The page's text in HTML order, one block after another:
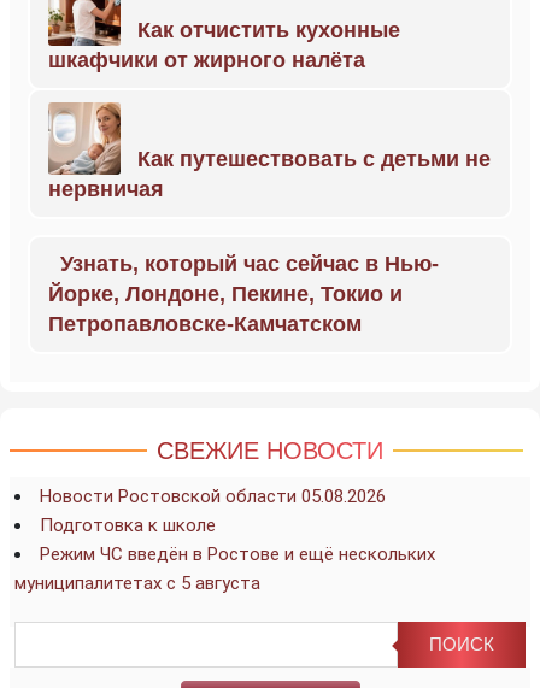
Как отчистить кухонные
шкафчики от жирного налёта
Как путешествовать с детьми не
нервничая
Узнать, который час сейчас в Нью-
Йорке, Лондоне, Пекине, Токио и
Петропавловске-Камчатском
СВЕЖИЕ НОВОСТИ
Новости Ростовской области 05.08.2026
Подготовка к школе
Режим ЧС введён в Ростове и ещё нескольких
муниципалитетах с 5 августа